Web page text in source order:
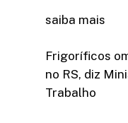
saiba mais
Frigoríficos
no RS, diz
Trabalho